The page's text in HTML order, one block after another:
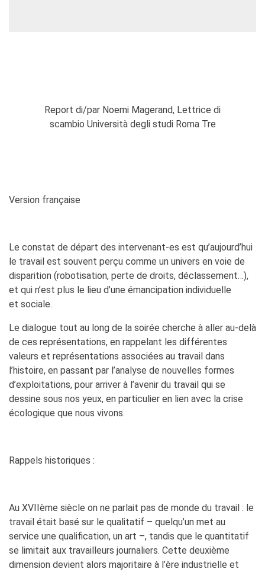
Report di/par Noemi Magerand, Lettrice di
scambio Università degli studi Roma Tre
Version française
Le constat de départ des intervenant-es est qu’aujourd’hui
le travail est souvent perçu comme un univers en voie de
disparition (robotisation, perte de droits, déclassement…),
et qui n’est plus le lieu d’une émancipation individuelle
et sociale.
Le dialogue tout au long de la soirée cherche à aller au-delà
de ces représentations, en rappelant les différentes
valeurs et représentations associées au travail dans
l’histoire, en passant par l’analyse de nouvelles formes
d’exploitations, pour arriver à l’avenir du travail qui se
dessine sous nos yeux, en particulier en lien avec la crise
écologique que nous vivons.
Rappels historiques :
Au XVIIème siècle on ne parlait pas de monde du travail : le
travail était basé sur le qualitatif – quelqu’un met au
service une qualification, un art –, tandis que le quantitatif
se limitait aux travailleurs journaliers. Cette deuxième
dimension devient alors majoritaire à l’ère industrielle et